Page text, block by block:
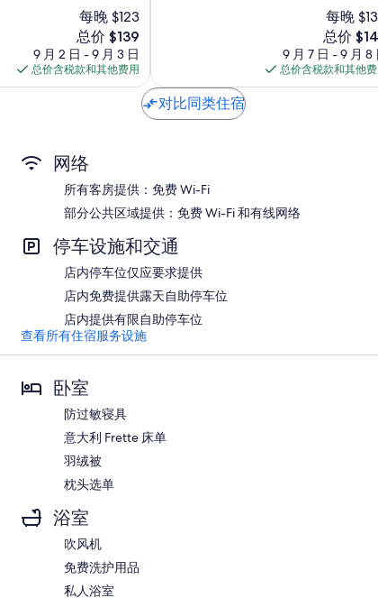
每晚 $123
新
价
格
$139
总价 $139
9 月 2 日 - 9 月 3 日
总价含税款和其他费用
14
条
点
每晚
新
价
格
$146
总价
9 月 7 日 - 9 月 8
总价含税款和其他
对比同类住宿
网络
所有客房提供：免费 Wi-Fi
部分公共区域提供：免费 Wi-Fi 和有线网络
停车设施和交通
店内停车位仅应要求提供
店内免费提供露天自助停车位
店内提供有限自助停车位
查看所有住宿服务设施
卧室
防过敏寝具
意大利 Frette 床单
羽绒被
枕头选单
浴室
吹风机
免费洗护用品
私人浴室